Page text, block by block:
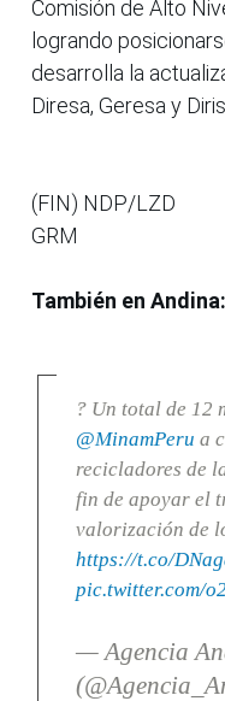
Comisión de Alto
logrando
desarrolla la
Diresa, Geresa y
(FIN) NDP/LZD
GRM
También en Andina:
? Un total de 12
@MinamPeru a
recicladores de
fin de apoyar el
valorización de
https://t.co/
pic.twitter.com/
— Agencia